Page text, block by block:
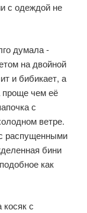
с одеждой не
думала -
на двойной
и бибикает, а
проще чем её
с
ветре.
распущенными
бини
как
с